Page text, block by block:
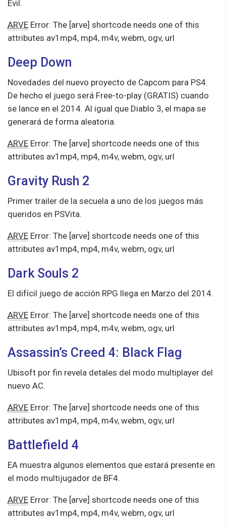
Evil.
ARVE Error: The [arve] shortcode needs one of this
attributes av1mp4, mp4, m4v, webm, ogv, url
Deep Down
Novedades del nuevo proyecto de Capcom para PS4.
De hecho el juego será Free-to-play (GRATIS) cuando
se lance en el 2014. Al igual que Diablo 3, el mapa se
generará de forma aleatoria.
ARVE Error: The [arve] shortcode needs one of this
attributes av1mp4, mp4, m4v, webm, ogv, url
Gravity Rush 2
Primer trailer de la secuela a uno de los juegos más
queridos en PSVita.
ARVE Error: The [arve] shortcode needs one of this
attributes av1mp4, mp4, m4v, webm, ogv, url
Dark Souls 2
El difícil juego de acción RPG llega en Marzo del 2014.
ARVE Error: The [arve] shortcode needs one of this
attributes av1mp4, mp4, m4v, webm, ogv, url
Assassin’s Creed 4: Black Flag
Ubisoft por fin revela detales del modo multiplayer del
nuevo AC.
ARVE Error: The [arve] shortcode needs one of this
attributes av1mp4, mp4, m4v, webm, ogv, url
Battlefield 4
EA muestra algunos elementos que estará presente en
el modo multijugador de BF4.
ARVE Error: The [arve] shortcode needs one of this
attributes av1mp4, mp4, m4v, webm, ogv, url